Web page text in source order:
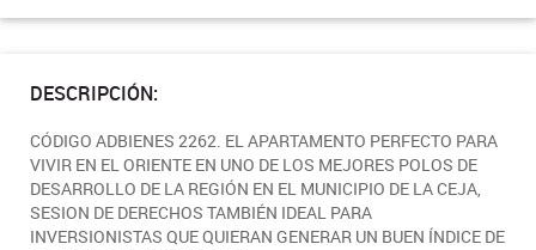
DESCRIPCIÓN:
CÓDIGO ADBIENES 2262. EL APARTAMENTO PERFECTO PARA
VIVIR EN EL ORIENTE EN UNO DE LOS MEJORES POLOS DE
DESARROLLO DE LA REGIÓN EN EL MUNICIPIO DE LA CEJA,
SESION DE DERECHOS TAMBIÉN IDEAL PARA
INVERSIONISTAS QUE QUIERAN GENERAR UN BUEN ÍNDICE DE